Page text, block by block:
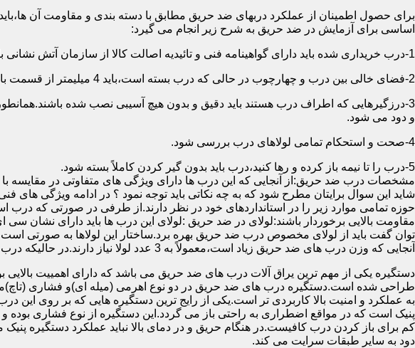
اساسی برای آزمایش در ضد حریق به شرح زیر انجام می گیرد:
1-درب خریداری شده باید دارای گواهینامه فنی و تائیدیه اصالت کالا از سازمان آتش نشانی باشد.
2-فضای خالی بین درب و چهارچوب در حالی که درب بسته است،باید 4 میلیمتر از قسمت بالا و اطراف باشد.این فاصله در پایین درب می تواند تا 8 میلیمتر باشد.به عبارتی نور نباید از پایین درب درز نماید.
3-درزگیرهایی که اطراف درب هستند باید دقیق و بدون هیچ آسیبی نصب شده
و دود می شود.
4-صحت و استحکام تمامی لولاهای درب بررسی شود.
5-درب را تا نیمه باز کرده و رها کنید،درب باید بدون گیر کردن کاملاً بسته شود.
مشخصات درب ضد حریق:از آنجایی که این درب ها دارای ویژگی های متفاوتی در
شاید این سوال برایتان مطرح شود که به چه نکاتی باید توجه نمود ؟ در ادامه ویژگی های
حوزه تمامی موارد زیر را در استانداردهای خود در نظر دارند.از طرفی در صورتی که درب
توان گفت باید از لولای مخصوص درب ضد حریق بهره برد.ساختار این لولاها به صورتی
آنجایی که وزن درب های ضد حریق زیاد است،معمولاً به 3 عدد لولا نیاز دارند.در حالیکه درب های معمولی با وزن پایین دارای 2 عدد لولا هستند.
دستگیره یکی از مهم ترین یراق آلات درب های ضد حریق می باشد که دارای اهمییت بالایی
طراحی شده است.دستگیره درب های ضد حریق در دو نوع اهرمی (میله ای)و فشاری
به عملکرد و امنیت بالا کاربردی تر است.یکی از رایج ترین دستگیره هایی که بر روی این
پنیک است که در مواقع اضطراری به راحتی باز می گردد.این دستگیره از نوع فشاری بوده
کم برای باز کردن درب کافیست.در هنگام حریق و در دمای بالا نباید عملکرد دستگیره پنیک
دود به سایر طبقات سرایت می کند.